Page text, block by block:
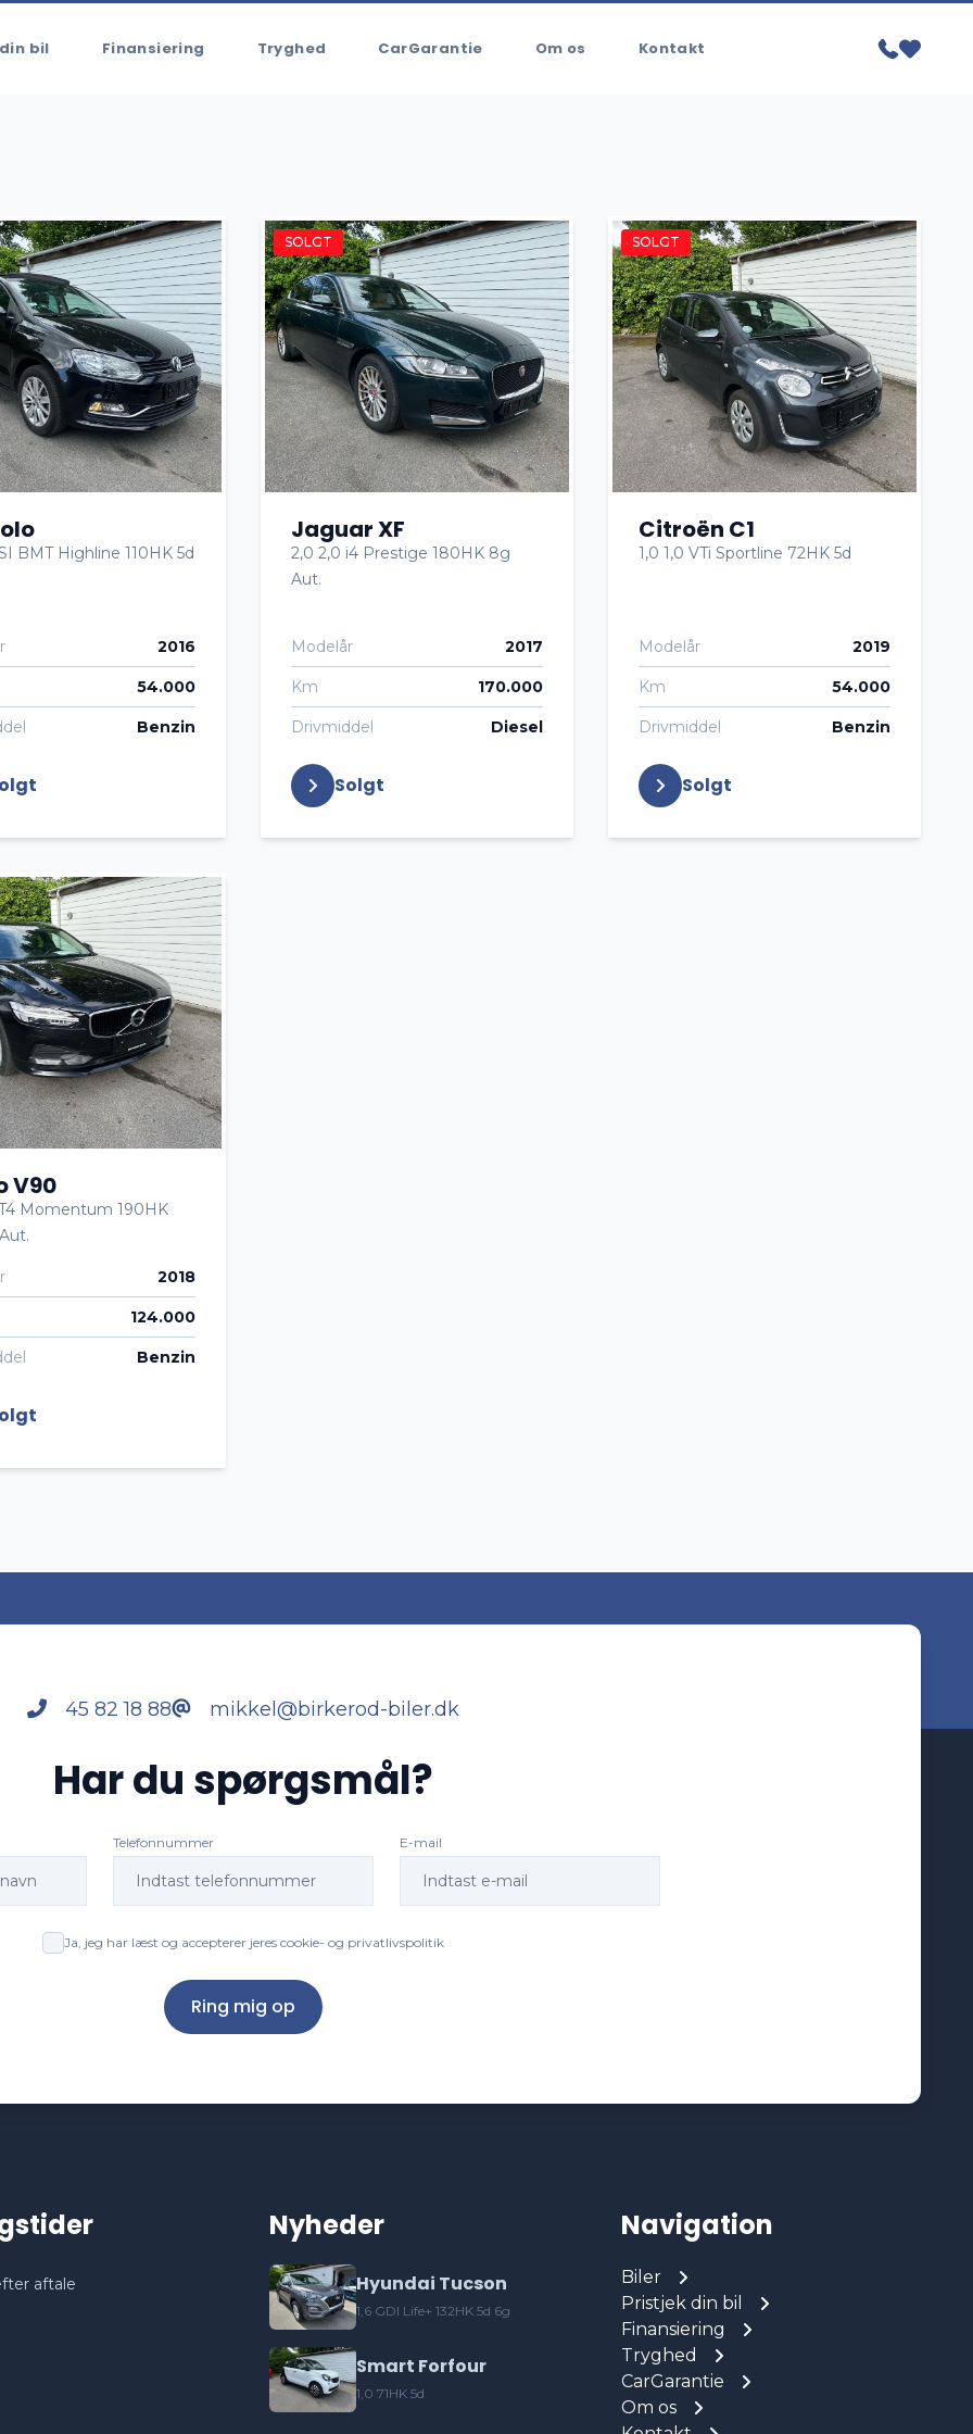
bil Finansiering Tryghed CarGarantie Om os Kontakt
BMT Highline 110HK 5d
2016
54.000
Benzin
SOLGT
Jaguar XF
2,0 2,0 i4 Prestige 180HK 8g
Aut.
Modelår 2017
Km 170.000
Drivmiddel Diesel
Solgt
SOLGT
Citroën C1
1,0 1,0 VTi Sportline 72HK 5d
Modelår 2019
Km 54.000
Drivmiddel Benzin
Solgt
V90
Momentum 190HK
2018
124.000
Benzin
45 82 18 88 mikkel@birkerod-biler.dk
Har du spørgsmål?
Telefonnummer E-mail
Ja, jeg har læst og accepterer jeres cookie- og privatlivspolitik
Ring mig op
aftale
Nyheder
Hyundai Tucson
1,6 GDI Life+ 132HK 5d 6g
Smart Forfour
1,0 71HK 5d
Navigation
Biler
Pristjek din bil
Finansiering
Tryghed
CarGarantie
Om os